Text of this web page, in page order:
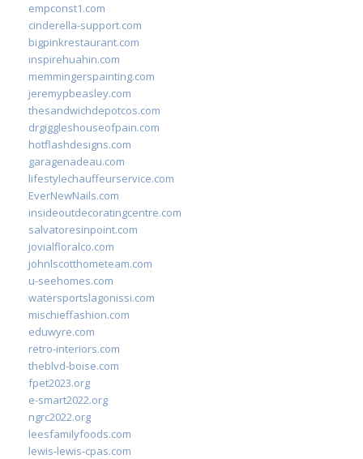
empconst1.com
cinderella-support.com
bigpinkrestaurant.com
inspirehuahin.com
memmingerspainting.com
jeremypbeasley.com
thesandwichdepotcos.com
drgiggleshouseofpain.com
hotflashdesigns.com
garagenadeau.com
lifestylechauffeurservice.com
EverNewNails.com
insideoutdecoratingcentre.com
salvatoresinpoint.com
jovialfloralco.com
johnlscotthometeam.com
u-seehomes.com
watersportslagonissi.com
mischieffashion.com
eduwyre.com
retro-interiors.com
theblvd-boise.com
fpet2023.org
e-smart2022.org
ngrc2022.org
leesfamilyfoods.com
lewis-lewis-cpas.com